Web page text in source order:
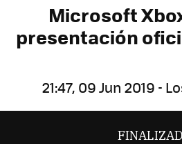
Microsoft
presentación
21:47, 09 Jun 2019 -